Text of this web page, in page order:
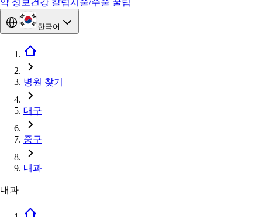
약 정보 건강 칼럼시술/수술 꿀팁
한국어
병원 찾기
대구
중구
내과
내과